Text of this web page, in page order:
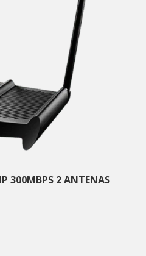
300MBPS 2 ANTENAS